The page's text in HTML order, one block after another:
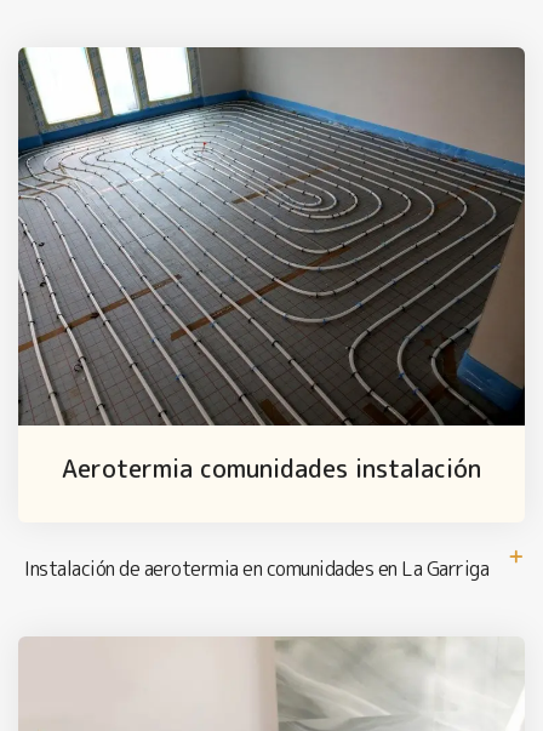
Aerotermia comunidades instalación
Instalación de aerotermia en comunidades en La Garriga